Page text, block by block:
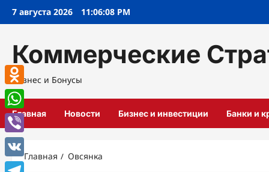
Перейти
7 августа 2026 11:06:09 PM
Коммерческие
Бизнес и Бонусы
Главная Новости Бизнес и инвестиции Банки и
Главная Овсянка
Odnoklassniki
WhatsApp
Viber
VK